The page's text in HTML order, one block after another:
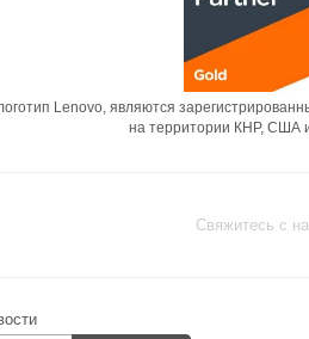
Lenovo, являются
на территории КНР, США и
Свяжитесь с